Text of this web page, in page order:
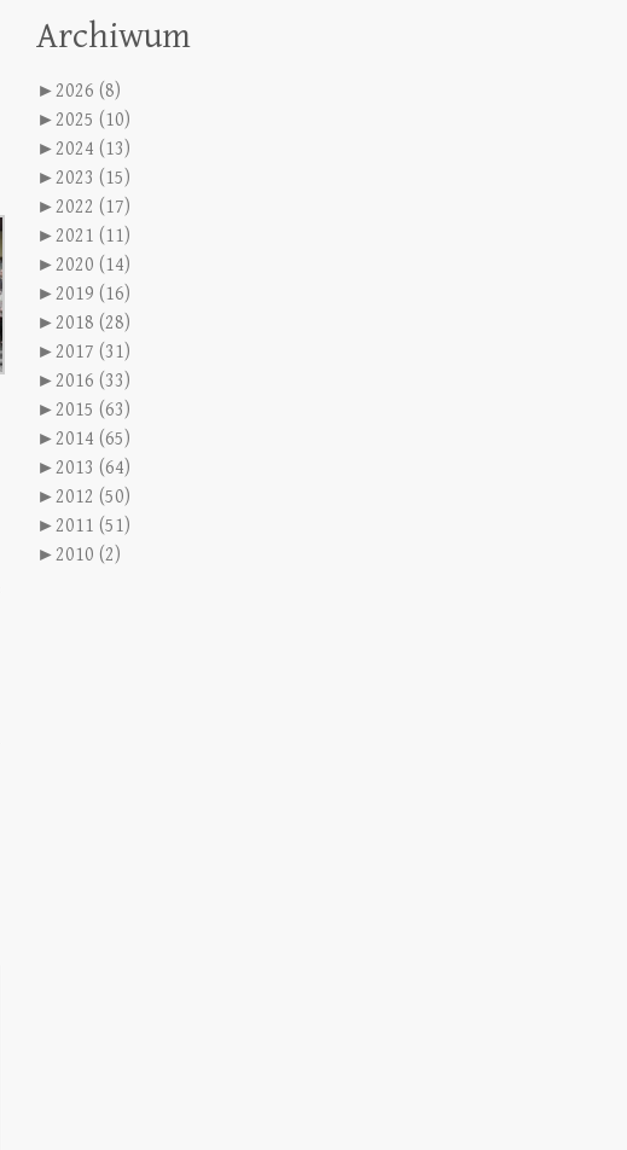
Archiwum
►2026 (8)
►2025 (10)
►2024 (13)
►2023 (15)
►2022 (17)
►2021 (11)
►2020 (14)
►2019 (16)
►2018 (28)
►2017 (31)
►2016 (33)
►2015 (63)
►2014 (65)
►2013 (64)
►2012 (50)
►2011 (51)
►2010 (2)